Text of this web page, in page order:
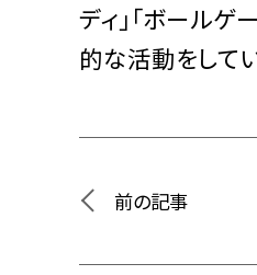
ディ」「ボール
的な活動をしてい
前の記事